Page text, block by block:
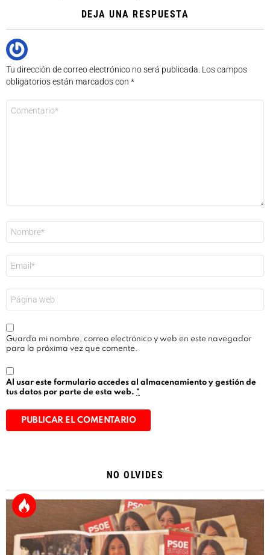
DEJA UNA RESPUESTA
Tu dirección de correo electrónico no será publicada. Los campos
obligatorios están marcados con *
electrónico
*
Guarda mi nombre, correo electrónico y web en este navegador
para la próxima vez que comente.
Al usar este formulario accedes al almacenamiento y gestión de
tus datos por parte de esta web. *
NO OLVIDES